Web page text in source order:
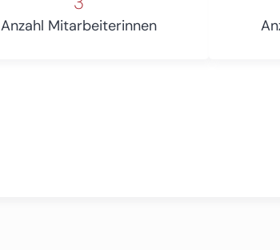
Anzahl Mitarbeiterinnen